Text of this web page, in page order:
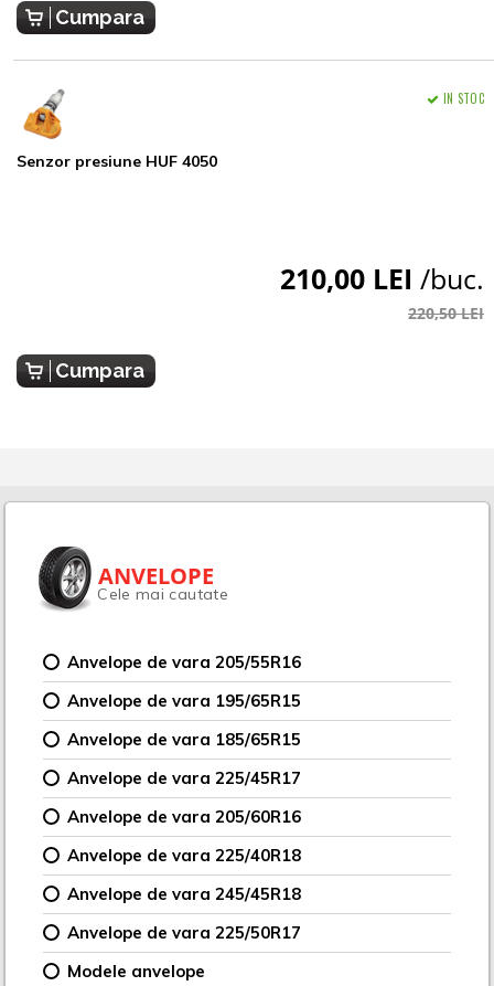
Cumpara
Senzor presiune HUF 4050
IN STOC
210,00 LEI /buc.
220,50 LEI
Cumpara
ANVELOPE
Cele mai cautate
Anvelope de vara 205/55R16
Anvelope de vara 195/65R15
Anvelope de vara 185/65R15
Anvelope de vara 225/45R17
Anvelope de vara 205/60R16
Anvelope de vara 225/40R18
Anvelope de vara 245/45R18
Anvelope de vara 225/50R17
Modele anvelope